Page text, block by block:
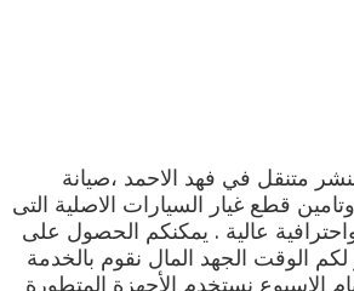
متنقل في فهد الاحمد ،صيانة
قطع غيار السيارات الاصلية التى
عالية . يمكنكم الحصول على
الوقت الجهد المال نقوم بالخدمة
الاسبوع نستخدم الأجهزة المتطورة